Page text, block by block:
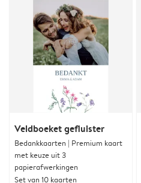
Veldboeket gefluister
Bedankkaarten | Premium kaart
met keuze uit 3
papierafwerkingen
Set van 10 kaarten